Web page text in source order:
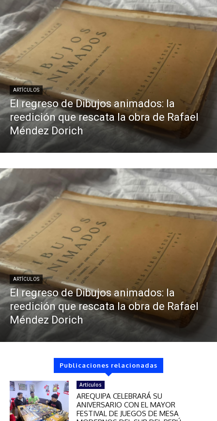
ARTÍCULOS
El regreso de Dibujos animados: la
reedición que rescata la obra de Rafael
Méndez Dorich
ARTÍCULOS
El regreso de Dibujos animados: la
reedición que rescata la obra de Rafael
Méndez Dorich
Publicaciones relacionadas
Artículos
AREQUIPA CELEBRARÁ SU
ANIVERSARIO CON EL MAYOR
FESTIVAL DE JUEGOS DE MESA